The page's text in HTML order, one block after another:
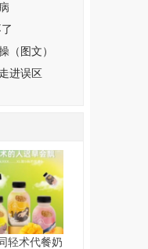
（图文）
进误区
轻术代餐奶